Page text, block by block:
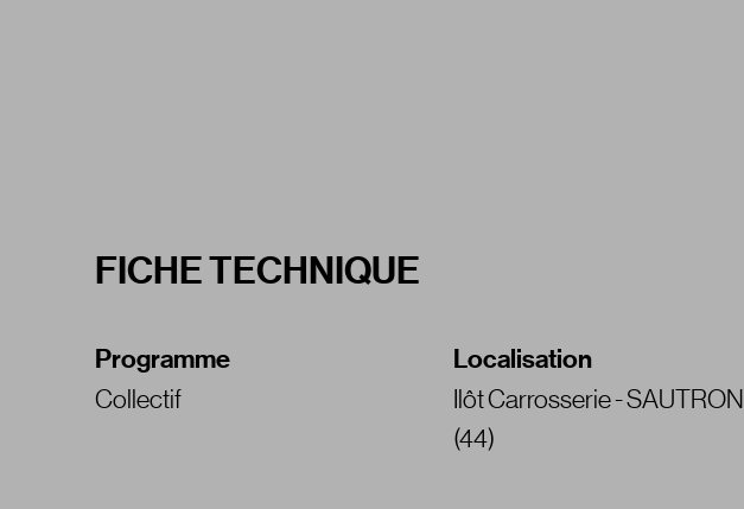
FICHE TECHNIQUE
Programme
Collectif
Localisation
Ilôt Carrosserie - SAUTRON
(44)